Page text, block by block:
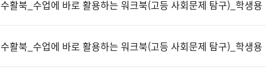
수활북_수업에 바로 활용하는 워크북(고등 사회문제 탐구)_학생용
수활북_수업에 바로 활용하는 워크북(고등 사회문제 탐구)_학생용